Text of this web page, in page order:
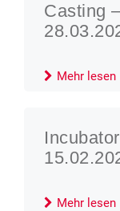
Casting
Mehr lesen
Mehr lesen